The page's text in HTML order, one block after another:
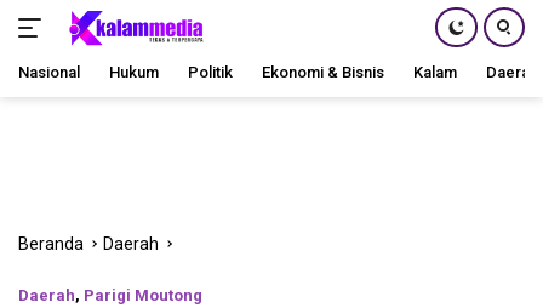
Nasional Hukum Politik Ekonomi & Bisnis Kalam Daerah
Beranda Daerah
Daerah, Parigi Moutong